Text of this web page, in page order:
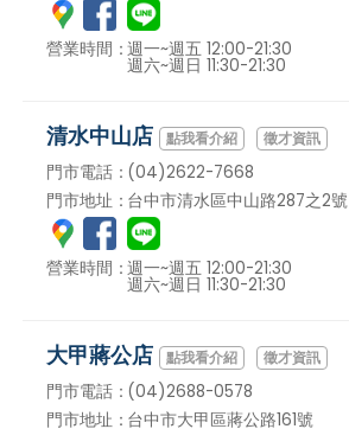
營業時間：週一~週五 12:00-21:30
週六~週日 11:30-21:30
清水中山店 徵才資訊
門市電話：(04)2622-7668
門市地址：台中市清水區中山路287之2號
營業時間：週一~週五 12:00-21:30
週六~週日 11:30-21:30
大甲蔣公店 徵才資訊
門市電話：(04)2688-0578
門市地址：台中市大甲區蔣公路161號